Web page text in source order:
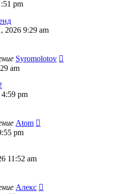
pm
2026 9:29 am
Syromolotov
am
pm
Atom
pm
11:52 am
Алекс